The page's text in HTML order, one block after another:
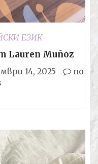
ЕЗИК
Lauren Muñoz
14, 2025
no